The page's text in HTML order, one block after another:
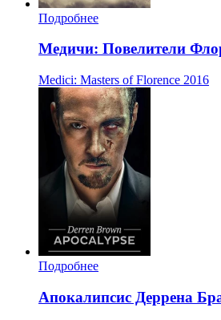
Подробнее
Медичи: Повелители
Medici: Masters of Florence 2016
Подробнее
Апокалипсис Деррена